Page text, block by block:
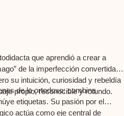
que aprendió a crear a
de la imperfección convertida
su intuición, curiosidad y rebeldía
propio, reconocible y rotundo.
de lo ortodoxo: combina
etiquetas. Su pasión por el
actúa como eje central de